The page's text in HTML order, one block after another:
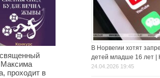
Максима
проходит в
В Норвегии хотят
детей младше 16 лет |
24.04.2026 19:45